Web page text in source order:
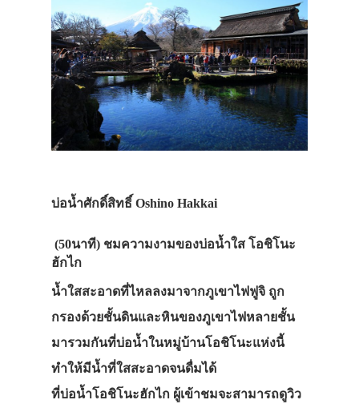
บ่อน้ำศักดิ์สิทธิ์ Oshino Hakkai
(50นาที) ชมความงามของบ่อน้ำใส โอชิโนะ
ฮักไก
น้ำใสสะอาดที่ไหลลงมาจากภูเขาไฟฟูจิ ถูก
กรองด้วยชั้นดินและหินของภูเขาไฟหลายชั้น
มารวมกันที่บ่อน้ำในหมู่บ้านโอชิโนะแห่งนี้
ทำให้มีน้ำที่ใสสะอาดจนดื่มได้
ที่บ่อน้ำโอชิโนะฮักไก ผู้เข้าชมจะสามารถดูวิว